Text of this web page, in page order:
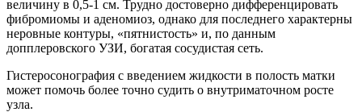
величину в 0,5-1 см. Трудно достоверно дифференцировать
фибромиомы и аденомиоз, однако для последнего характерны
неровные контуры, «пятнистость» и, по данным
допплеровского УЗИ, богатая сосудистая сеть.
Гистеросонография с введением жидкости в полость матки
может помочь более точно судить о внутриматочном росте
узла.